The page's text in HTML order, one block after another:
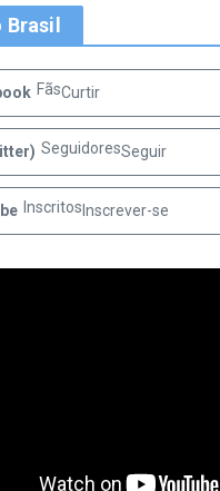
FãsCurtir
SeguidoresSeguir
Inscritos Inscrever-se